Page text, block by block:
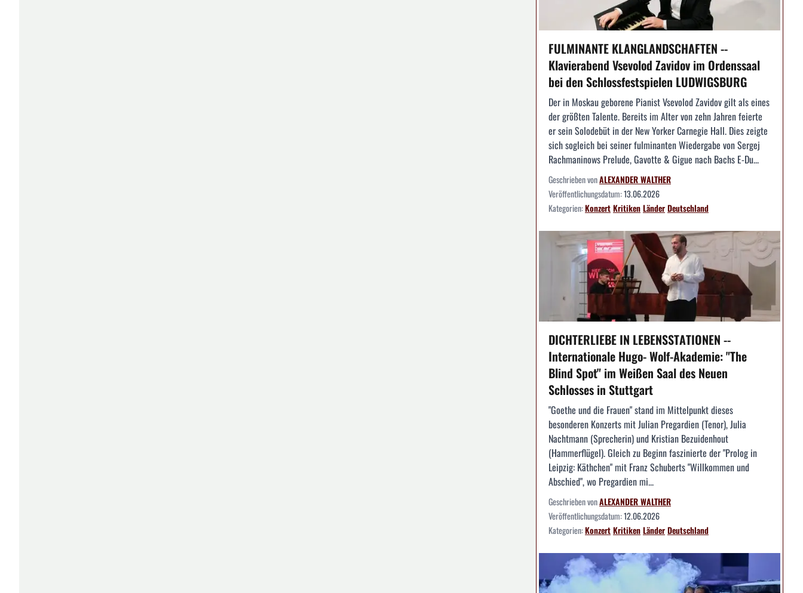
FULMINANTE KLANGLANDSCHAFTEN --
Klavierabend Vsevolod Zavidov im Ordenssaal
bei den Schlossfestspielen LUDWIGSBURG
Der in Moskau geborene Pianist Vsevolod Zavidov gilt als eines
der größten Talente. Bereits im Alter von zehn Jahren feierte
er sein Solodebüt in der New Yorker Carnegie Hall. Dies zeigte
sich sogleich bei seiner fulminanten Wiedergabe von Sergej
Rachmaninows Prelude, Gavotte & Gigue nach Bachs E-Du...
Geschrieben vonALEXANDER WALTHER
Veröffentlichungsdatum:13.06.2026
Kategorien:KonzertKritikenLänderDeutschland
DICHTERLIEBE IN LEBENSSTATIONEN --
Internationale Hugo- Wolf-Akademie: "The
Blind Spot" im Weißen Saal des Neuen
Schlosses in Stuttgart
"Goethe und die Frauen" stand im Mittelpunkt dieses
besonderen Konzerts mit Julian Pregardien (Tenor), Julia
Nachtmann (Sprecherin) und Kristian Bezuidenhout
(Hammerflügel). Gleich zu Beginn faszinierte der "Prolog in
Leipzig: Käthchen" mit Franz Schuberts "Willkommen und
Abschied", wo Pregardien mi...
Geschrieben vonALEXANDER WALTHER
Veröffentlichungsdatum:12.06.2026
Kategorien:KonzertKritikenLänderDeutschland